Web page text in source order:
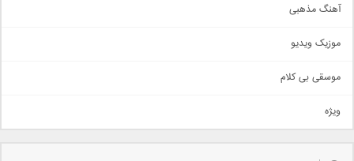
حماسی
سنتی
اهنگ بندرعباسی
دمو
مذهبی
آهنگ مذهبی
موزیک ویدیو
موسقی بی کلام
ویژه